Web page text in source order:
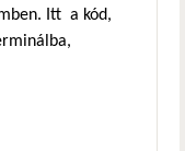
Itt a kód,